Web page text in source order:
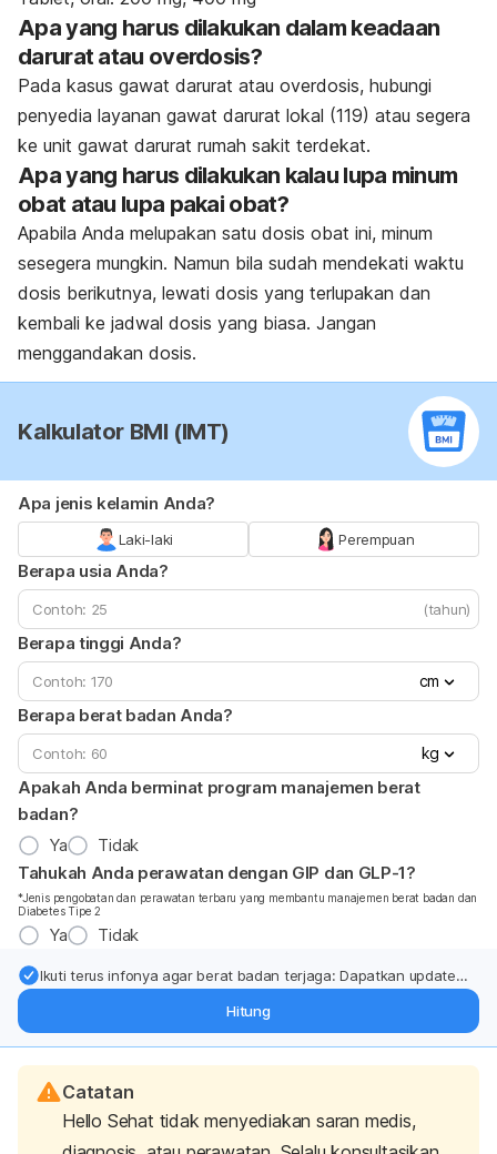
Apa yang harus dilakukan dalam keadaan
darurat atau overdosis?
Pada kasus gawat darurat atau overdosis, hubungi
penyedia layanan gawat darurat lokal (119) atau segera
ke unit gawat darurat rumah sakit terdekat.
Apa yang harus dilakukan kalau lupa minum
obat atau lupa pakai obat?
Apabila Anda melupakan satu dosis obat ini, minum
sesegera mungkin. Namun bila sudah mendekati waktu
dosis berikutnya, lewati dosis yang terlupakan dan
kembali ke jadwal dosis yang biasa. Jangan
menggandakan dosis.
Kalkulator BMI (IMT)
Apa jenis kelamin Anda?
Laki-laki Perempuan
Berapa usia Anda?
(tahun)
Berapa tinggi Anda?
cm
Berapa berat badan Anda?
kg
Apakah Anda berminat program manajemen berat
badan?
Ya
Tidak
Tahukah Anda perawatan dengan GIP dan GLP-1?
*Jenis pengobatan dan perawatan terbaru yang membantu manajemen berat badan dan
Diabetes Tipe 2
Ya Tidak
Ikuti terus infonya agar berat badan terjaga: Dapatkan update
Hitung
Catatan
Hello Sehat tidak menyediakan saran medis,